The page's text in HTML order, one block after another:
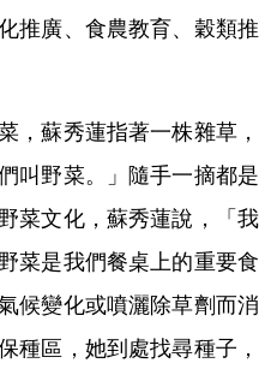
推廣、食農教育、穀類推
，蘇秀蓮指著一株雜草，
叫野菜。」隨手一摘都是
菜文化，蘇秀蓮說，「我
菜是我們餐桌上的重要食
候變化或噴灑除草劑而消
種區， 她到處找尋種子，